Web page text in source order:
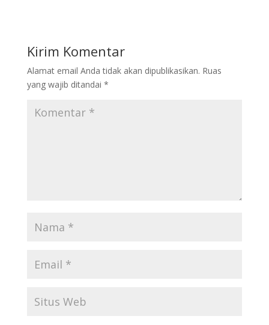
Kirim Komentar
Alamat email Anda tidak akan dipublikasikan. Ruas
yang wajib ditandai *